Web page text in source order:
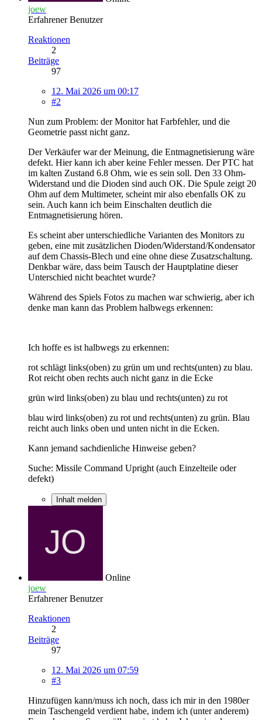
joew
Erfahrener Benutzer
Reaktionen
2
Beiträge
97
12. Mai 2026 um 00:17
#2
Nun zum Problem: der Monitor hat Farbfehler, und die
Geometrie passt nicht ganz.
Der Verkäufer war der Meinung, die Entmagnetisierung wäre
defekt. Hier kann ich aber keine Fehler messen. Der PTC hat
im kalten Zustand 6.8 Ohm, wie es sein soll. Den 33 Ohm-
Widerstand und die Dioden sind auch OK. Die Spule zeigt 20
Ohm auf dem Multimeter, scheint mir also ebenfalls OK zu
sein. Auch kann ich beim Einschalten deutlich die
Entmagnetisierung hören.
Es scheint aber unterschiedliche Varianten des Monitors zu
geben, eine mit zusätzlichen Dioden/Widerstand/Kondensator
auf dem Chassis-Blech und eine ohne diese Zusatzschaltung.
Denkbar wäre, dass beim Tausch der Hauptplatine dieser
Unterschied nicht beachtet wurde?
Während des Spiels Fotos zu machen war schwierig, aber ich
denke man kann das Problem halbwegs erkennen:
Ich hoffe es ist halbwegs zu erkennen:
rot schlägt links(oben) zu grün um und rechts(unten) zu blau.
Rot reicht oben rechts auch nicht ganz in die Ecke
grün wird links(oben) zu blau und rechts(unten) zu rot
blau wird links(oben) zu rot und rechts(unten) zu grün. Blau
reicht auch links oben und unten nicht in die Ecken.
Kann jemand sachdienliche Hinweise geben?
Suche: Missile Command Upright (auch Einzelteile oder
defekt)
Inhalt melden
Online
joew
Erfahrener Benutzer
Reaktionen
2
Beiträge
97
12. Mai 2026 um 07:59
#3
Hinzufügen kann/muss ich noch, dass ich mir in den 1980er
mein Taschengeld verdient habe, indem ich (unter anderem)